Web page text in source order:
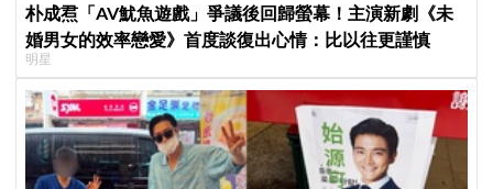
朴成焄「AV魷魚遊戲」爭議後回歸螢幕！主演新劇《未
婚男女的效率戀愛》首度談復出心情：比以往更謹慎
明星